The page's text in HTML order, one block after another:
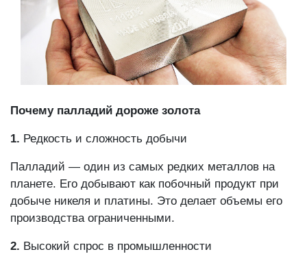
Почему палладий дороже золота
1. Редкость и сложность добычи
Палладий — один из самых редких металлов на
планете. Его добывают как побочный продукт при
добыче никеля и платины. Это делает объемы его
производства ограниченными.
2. Высокий спрос в промышленности